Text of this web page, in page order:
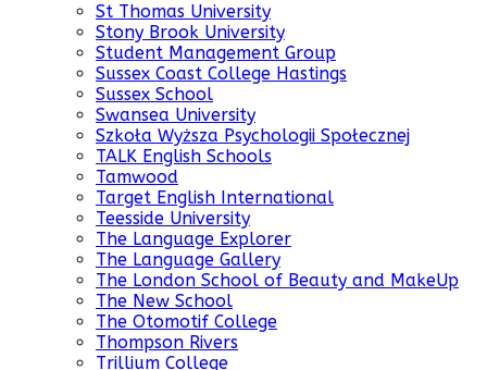
St Thomas University
Stony Brook University
Student Management Group
Sussex Coast College Hastings
Sussex School
Swansea University
Szkoła Wyższa Psychologii Społecznej
TALK English Schools
Tamwood
Target English International
Teesside University
The Language Explorer
The Language Gallery
The London School of Beauty and MakeUp
The New School
The Otomotif College
Thompson Rivers
Trillium College